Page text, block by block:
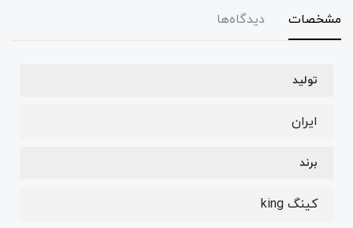
مشخصات دیدگاه‌ها
تولید
ایران
برند
کینگ king